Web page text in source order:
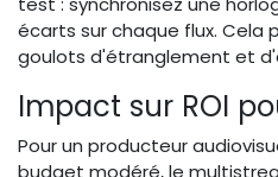
écarts sur chaque flux. Cela
goulots d'étranglement et
Impact sur ROI
Pour un producteur
budget modéré, le